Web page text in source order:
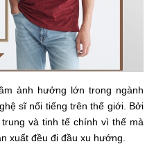
ảnh hưởng lớn trong ngành
sĩ nổi tiếng trên thế giới. Bởi
và tinh tế chính vì thế mà
xuất đều đi đầu xu hướng.